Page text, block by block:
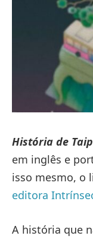
História de
em inglês e
isso mesmo, o
editora
A história que